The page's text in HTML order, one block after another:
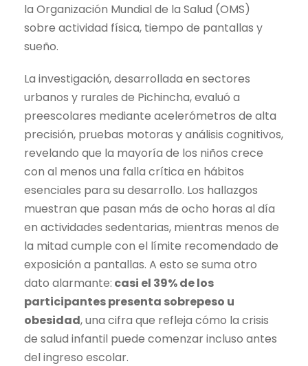
la Organización Mundial de la Salud (OMS)
sobre actividad física, tiempo de pantallas y
sueño.
La investigación, desarrollada en sectores
urbanos y rurales de Pichincha, evaluó a
preescolares mediante acelerómetros de alta
precisión, pruebas motoras y análisis cognitivos,
revelando que la mayoría de los niños crece
con al menos una falla crítica en hábitos
esenciales para su desarrollo. Los hallazgos
muestran que pasan más de ocho horas al día
en actividades sedentarias, mientras menos de
la mitad cumple con el límite recomendado de
exposición a pantallas. A esto se suma otro
dato alarmante: casi el 39% de los
participantes presenta sobrepeso u
obesidad, una cifra que refleja cómo la crisis
de salud infantil puede comenzar incluso antes
del ingreso escolar.